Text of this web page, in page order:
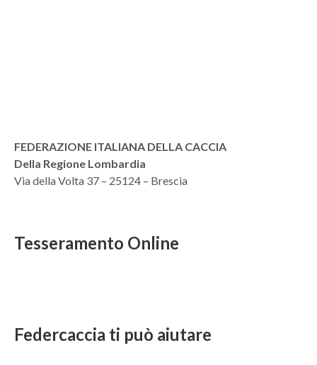
FEDERAZIONE ITALIANA DELLA CACCIA
Della Regione Lombardia
Via della Volta 37 – 25124 – Brescia
Tesseramento Online
Federcaccia ti può aiutare